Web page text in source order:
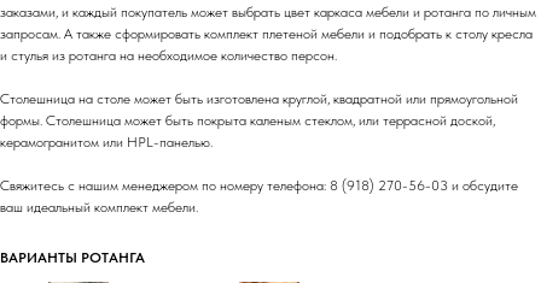
заказами, и каждый покупатель может выбрать цвет каркаса мебели и ротанга по личным
запросам. А также сформировать комплект плетеной мебели и подобрать к столу кресла
и стулья из ротанга на необходимое количество персон.
Столешница на столе может быть изготовлена круглой, квадратной или прямоугольной
формы. Столешница может быть покрыта каленым стеклом, или террасной доской,
керамогранитом или HPL-панелью.
Свяжитесь с нашим менеджером по номеру телефона: 8 (918) 270-56-03 и обсудите
ваш идеальный комплект мебели.
ВАРИАНТЫ РОТАНГА